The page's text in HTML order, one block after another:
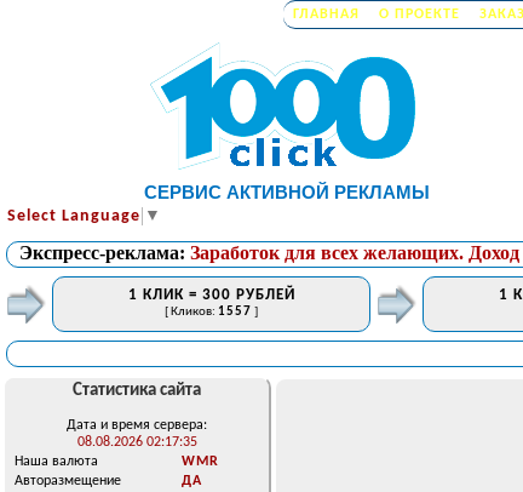
ГЛАВНАЯ О ПРОЕКТЕ
СЕРВИС АКТИВНОЙ РЕКЛАМЫ
Select Language ▼
Экспресс-реклама: Заработок для всех желающих.
1 КЛИК = 300 РУБЛЕЙ
[ Кликов: 1557 ]
1
Статистика сайта
Дата и время сервера:
08.08.2026 02:17:35
Наша валюта
WMR
Авторазмещение
ДА